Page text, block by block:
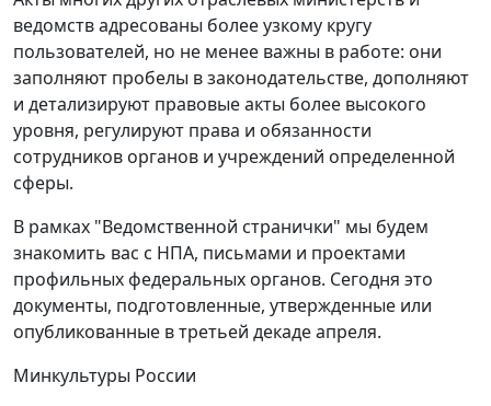
ведомств адресованы более узкому кругу
пользователей, но не менее важны в работе: они
заполняют пробелы в законодательстве, дополняют
и детализируют правовые акты более высокого
уровня, регулируют права и обязанности
сотрудников органов и учреждений определенной
сферы.
В рамках "Ведомственной странички" мы будем
знакомить вас с НПА, письмами и проектами
профильных федеральных органов. Сегодня это
документы, подготовленные, утвержденные или
опубликованные в третьей декаде апреля.
Минкультуры России